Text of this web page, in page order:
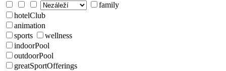
family
hotelClub
animation
sports
wellness
indoorPool
outdoorPool
greatSportOfferings